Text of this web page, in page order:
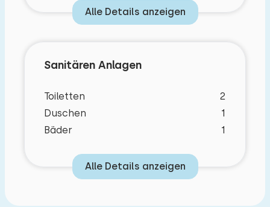
Alle Details anzeigen
Sanitären Anlagen
Toiletten
2
Duschen
1
Bäder
1
Alle Details anzeigen